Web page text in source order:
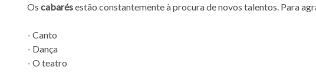
Os cabarésestão constantemente à procura de novos talentos. Para
- Canto
- Dança
- O teatro